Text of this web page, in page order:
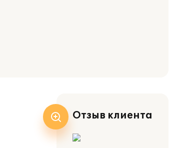
Отзыв клиента